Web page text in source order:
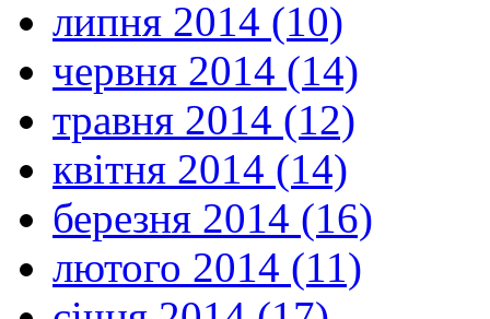
липня 2014 (10)
червня 2014 (14)
травня 2014 (12)
квітня 2014 (14)
березня 2014 (16)
лютого 2014 (11)